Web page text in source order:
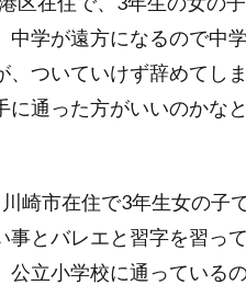
中学が遠方になるので中
、ついていけず辞めてし
に通った方がいいのかな
川崎市在住で3年生女の子
事とバレエと習字を習っ
公立小学校に通っている